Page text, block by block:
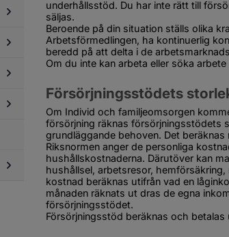
Undersidor
transporter
besök
Undersidor
skadligt
Undersidor
Samhällsskydd
beredskap
Undersidor
och
Undersidor
underhållsstöd. Du har inte rätt till
säljas.
Beroende på din situation ställs olika
Arbetsförmedlingen, ha kontinuerlig
beredd på att delta i de
Om du inte kan arbeta eller söka
Försörjningsstödets
Om Individ och familjeomsorgen
försörjning räknas försörjningsstödets
grundläggande behoven. Det
Riksnormen anger de personliga
hushållskostnaderna. Därutöver kan
hushållsel, arbetsresor,
kostnad beräknas utifrån vad en
månaden räknats ut dras de egna
försörjningsstödet.
Försörjningsstöd beräknas och betalas